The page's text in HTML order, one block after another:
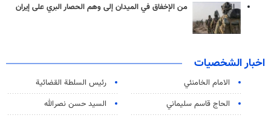
من الإخفاق في الميدان إلى وهم الحصار البري على إيران
اخبار الشخصيات
الامام الخامنئي
رئیس السلطة القضائیة
الحاج قاسم سليماني
السيد حسن نصرالله